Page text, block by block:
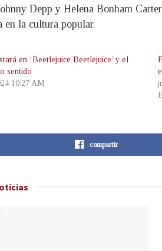
Depp y Helena Bonham
en la cultura popular.
en ‘Beetlejuice Beetlejuice’ y el
sentido
10:27 AM
compartir